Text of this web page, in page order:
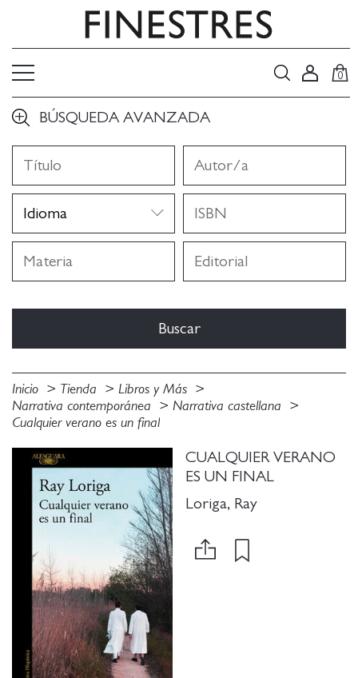
0
BÚSQUEDA AVANZADA
Inicio Tienda
Libros y Más
Narrativa contemporánea
Narrativa castellana
Cualquier verano es un final
CUALQUIER VERANO
ES UN FINAL
Loriga, Ray